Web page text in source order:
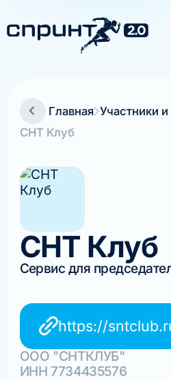
Главная Участники
СНТ Клуб
СНТ Клуб
Сервис для
https://
ООО "СНТКЛУБ"
ИНН 7734435576